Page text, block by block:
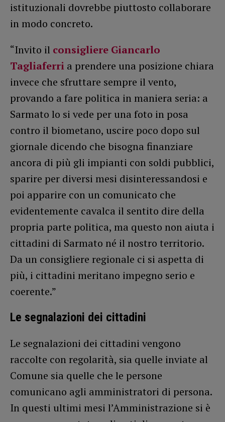
istituzionali dovrebbe piuttosto collaborare
in modo concreto.
“Invito il consigliere Giancarlo
Tagliaferri a prendere una posizione chiara
invece che sfruttare sempre il vento,
provando a fare politica in maniera seria: a
Sarmato lo si vede per una foto in posa
contro il biometano, uscire poco dopo sul
giornale dicendo che bisogna finanziare
ancora di più gli impianti con soldi pubblici,
sparire per diversi mesi disinteressandosi e
poi apparire con un comunicato che
evidentemente cavalca il sentito dire della
propria parte politica, ma questo non aiuta i
cittadini di Sarmato né il nostro territorio.
Da un consigliere regionale ci si aspetta di
più, i cittadini meritano impegno serio e
coerente.”
Le segnalazioni dei cittadini
Le segnalazioni dei cittadini vengono
raccolte con regolarità, sia quelle inviate al
Comune sia quelle che le persone
comunicano agli amministratori di persona.
In questi ultimi mesi l’Amministrazione si è